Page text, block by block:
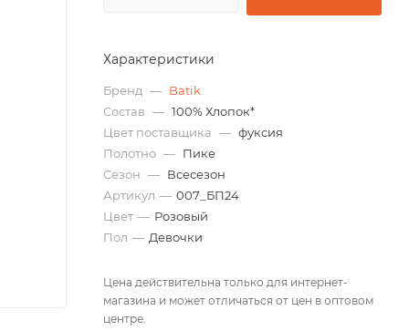
Характеристики
Бренд — Batik
Состав — 100% Хлопок*
Цвет поставщика — фуксия
Полотно — Пике
Сезон — Всесезон
Артикул — 007_БП24
Цвет — Розовый
Пол — Девочки
Цена действительна только для интернет-
магазина и может отличаться от цен в оптовом
центре.